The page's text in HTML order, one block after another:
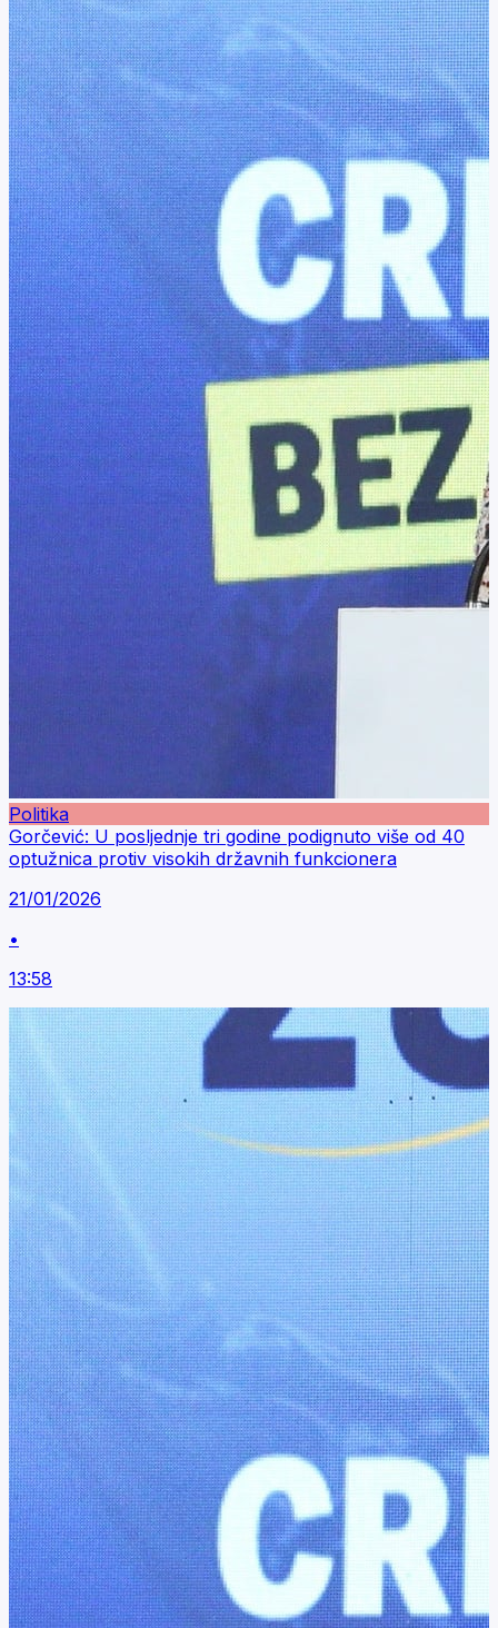
Politika
Gorčević: U posljednje tri godine podignuto više od 40
optužnica protiv visokih državnih funkcionera
21/01/2026
•
13:58